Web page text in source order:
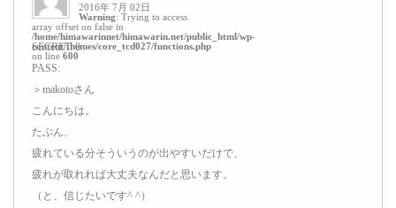
2016年 7月 02日
Warning: Trying to access
array offset on false in
/home/himawarinnet/himawarin.net/public_html/wp-
content/themes/core_tcd027/functions.php
on line 600
SECRET: 0
PASS:
＞makotoさん
こんにちは。
たぶん、
疲れている分そういうのが出やすいだけで、
疲れが取れれば大丈夫なんだと思います。
（と、信じたいです^ ^）